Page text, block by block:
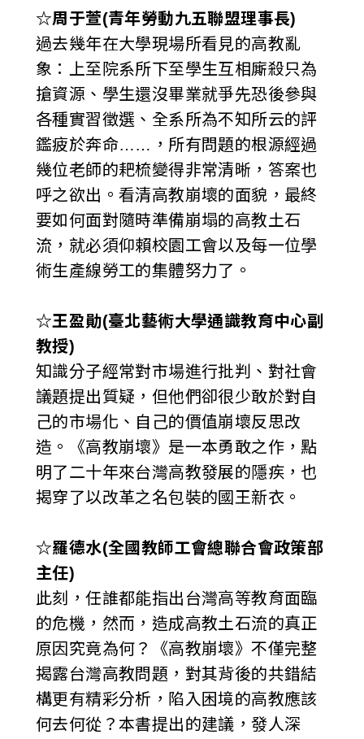
☆周于萱(青年勞動九五聯盟理事長)
過去幾年在大學現場所看見的高教亂
象：上至院系所下至學生互相廝殺只為
搶資源、學生還沒畢業就爭先恐後參與
各種實習徵選、全系所為不知所云的評
鑑疲於奔命……，所有問題的根源經過
幾位老師的耙梳變得非常清晰，答案也
呼之欲出。看清高教崩壞的面貌，最終
要如何面對隨時準備崩塌的高教土石
流，就必須仰賴校園工會以及每一位學
術生產線勞工的集體努力了。
☆王盈勛(臺北藝術大學通識教育中心副
教授)
知識分子經常對市場進行批判、對社會
議題提出質疑，但他們卻很少敢於對自
己的市場化、自己的價值崩壞反思改
造。《高教崩壞》是一本勇敢之作，點
明了二十年來台灣高教發展的隱疾，也
揭穿了以改革之名包裝的國王新衣。
☆羅德水(全國教師工會總聯合會政策部
主任)
此刻，任誰都能指出台灣高等教育面臨
的危機，然而，造成高教土石流的真正
原因究竟為何？《高教崩壞》不僅完整
揭露台灣高教問題，對其背後的共錯結
構更有精彩分析，陷入困境的高教應該
何去何從？本書提出的建議，發人深